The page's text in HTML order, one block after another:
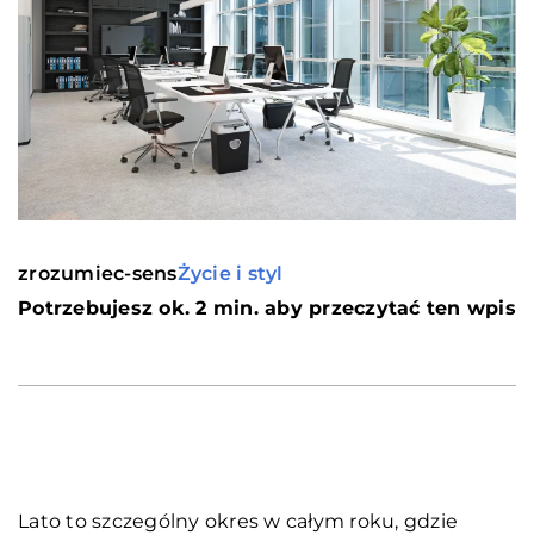
zrozumiec-sensŻycie i styl
Potrzebujesz ok. 2 min. aby przeczytać ten wpis
Lato to szczególny okres w całym roku, gdzie